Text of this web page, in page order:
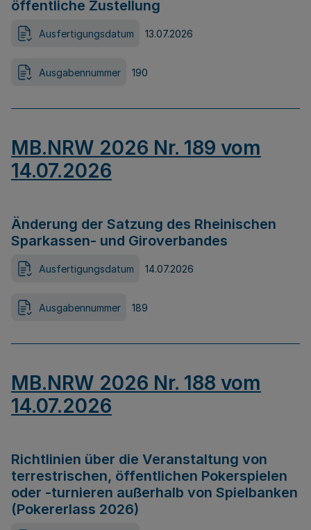
öffentliche Zustellung
Ausfertigungsdatum 13.07.2026
Ausgabennummer 190
MB.NRW 2026 Nr. 189 vom
14.07.2026
Änderung der Satzung des Rheinischen
Sparkassen- und Giroverbandes
Ausfertigungsdatum 14.07.2026
Ausgabennummer 189
MB.NRW 2026 Nr. 188 vom
14.07.2026
Richtlinien über die Veranstaltung von
terrestrischen, öffentlichen Pokerspielen
oder -turnieren außerhalb von Spielbanken
(Pokererlass 2026)